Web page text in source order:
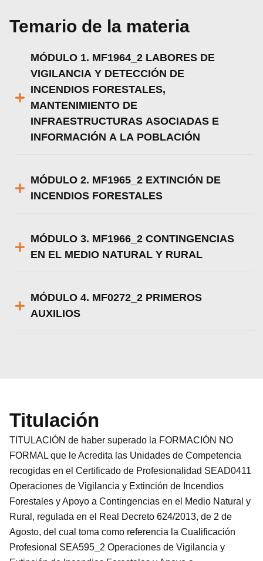
Temario de la materia
MÓDULO 1. MF1964_2 LABORES DE
VIGILANCIA Y DETECCIÓN DE
INCENDIOS FORESTALES,
MANTENIMIENTO DE
INFRAESTRUCTURAS ASOCIADAS E
INFORMACIÓN A LA POBLACIÓN
MÓDULO 2. MF1965_2 EXTINCIÓN DE
INCENDIOS FORESTALES
MÓDULO 3. MF1966_2 CONTINGENCIAS
EN EL MEDIO NATURAL Y RURAL
MÓDULO 4. MF0272_2 PRIMEROS
AUXILIOS
Titulación
TITULACIÓN de haber superado la FORMACIÓN NO
FORMAL que le Acredita las Unidades de Competencia
recogidas en el Certificado de Profesionalidad SEAD0411
Operaciones de Vigilancia y Extinción de Incendios
Forestales y Apoyo a Contingencias en el Medio Natural y
Rural, regulada en el Real Decreto 624/2013, de 2 de
Agosto, del cual toma como referencia la Cualificación
Profesional SEA595_2 Operaciones de Vigilancia y